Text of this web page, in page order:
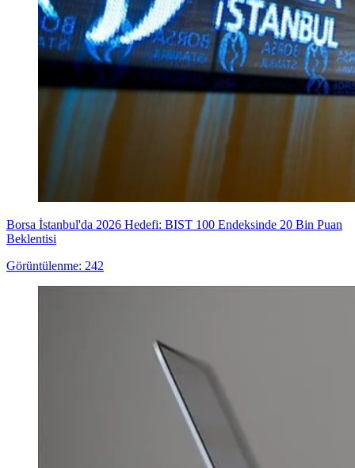
Borsa İstanbul'da 2026 Hedefi: BIST 100 Endeksinde 20 Bin Puan
Beklentisi
Görüntülenme: 242